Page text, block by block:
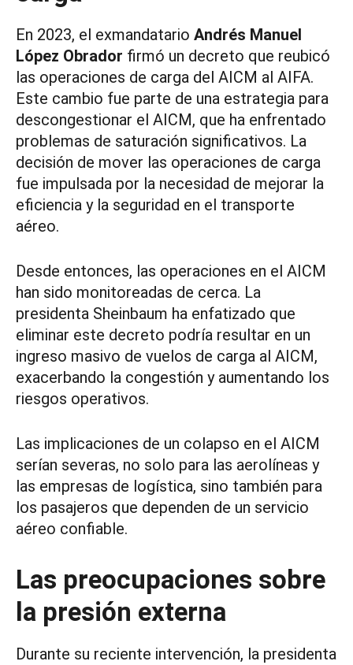
En 2023, el exmandatario Andrés Manuel
López Obrador firmó un decreto que reubicó
las operaciones de carga del AICM al AIFA.
Este cambio fue parte de una estrategia para
descongestionar el AICM, que ha enfrentado
problemas de saturación significativos. La
decisión de mover las operaciones de carga
fue impulsada por la necesidad de mejorar la
eficiencia y la seguridad en el transporte
aéreo.
Desde entonces, las operaciones en el AICM
han sido monitoreadas de cerca. La
presidenta Sheinbaum ha enfatizado que
eliminar este decreto podría resultar en un
ingreso masivo de vuelos de carga al AICM,
exacerbando la congestión y aumentando los
riesgos operativos.
Las implicaciones de un colapso en el AICM
serían severas, no solo para las aerolíneas y
las empresas de logística, sino también para
los pasajeros que dependen de un servicio
aéreo confiable.
Las preocupaciones sobre
la presión externa
Durante su reciente intervención, la presidenta